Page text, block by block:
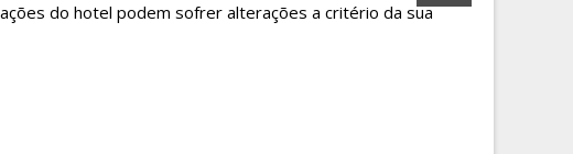
do hotel podem sofrer alterações a critério da sua